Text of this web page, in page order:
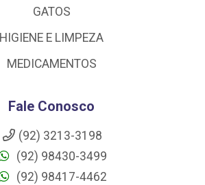
GATOS
HIGIENE E LIMPEZA
MEDICAMENTOS
Fale Conosco
(92) 3213-3198
(92) 98430-3499
(92) 98417-4462